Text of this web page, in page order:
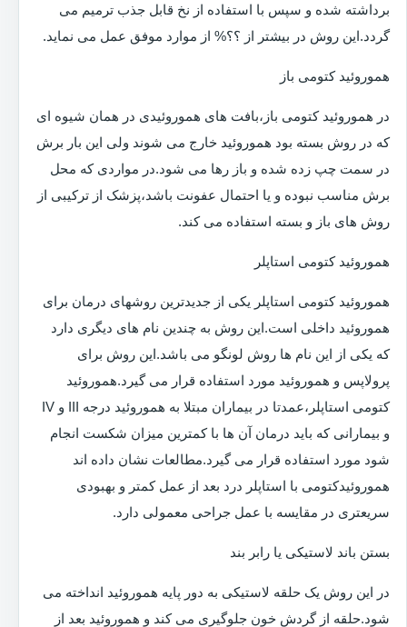
برداشته شده و سپس با استفاده از نخ قابل جذب ترمیم می
گردد.این روش در بیشتر از ؟؟% از موارد موفق عمل می نماید.
هموروئید کتومی باز
در هموروئید کتومی باز،بافت های هموروئیدی در همان شیوه ای
که در روش بسته بود هموروئید خارج می شوند ولی این بار برش
در سمت چپ زده شده و باز رها می شود.در مواردی که محل
برش مناسب نبوده و یا احتمال عفونت باشد،پزشک از ترکیبی از
روش های باز و بسته استفاده می کند.
هموروئید کتومی استاپلر
هموروئید کتومی استاپلر یکی از جدیدترین روشهای درمان برای
هموروئید داخلی است.این روش به چندین نام های دیگری دارد
که یکی از این نام ها روش لونگو می باشد.این روش برای
پرولاپس و هموروئید مورد استفاده قرار می گیرد.هموروئید
کتومی استاپلر،عمدتا در بیماران مبتلا به هموروئید درجه III و IV
و بیمارانی که باید درمان آن ها با کمترین میزان شکست انجام
شود مورد استفاده قرار می گیرد.مطالعات نشان داده اند
هموروئیدکتومی با استاپلر درد بعد از عمل کمتر و بهبودی
سریعتری در مقایسه با عمل جراحی معمولی دارد.
بستن باند لاستیکی یا رابر بند
در این روش یک حلقه لاستیکی به دور پایه هموروئید انداخته می
شود.حلقه از گردش خون جلوگیری می کند و هموروئید بعد از